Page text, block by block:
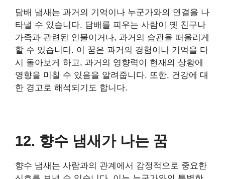
담배 냄새는 과거의 기억이나 누군가와의 연결을 나
타낼 수 있습니다. 담배를 피우는 사람이 옛 친구나
가족과 관련된 인물이거나, 과거의 습관을 떠올리게
할 수 있습니다. 이 꿈은 과거의 경험이나 기억을 다
시 돌아보게 하고, 과거의 영향력이 현재의 상황에
영향을 미칠 수 있음을 알려줍니다. 또한, 건강에 대
한 경고로 해석되기도 합니다.
12. 향수 냄새가 나는 꿈
향수 냄새는 사람과의 관계에서 감정적으로 중요한